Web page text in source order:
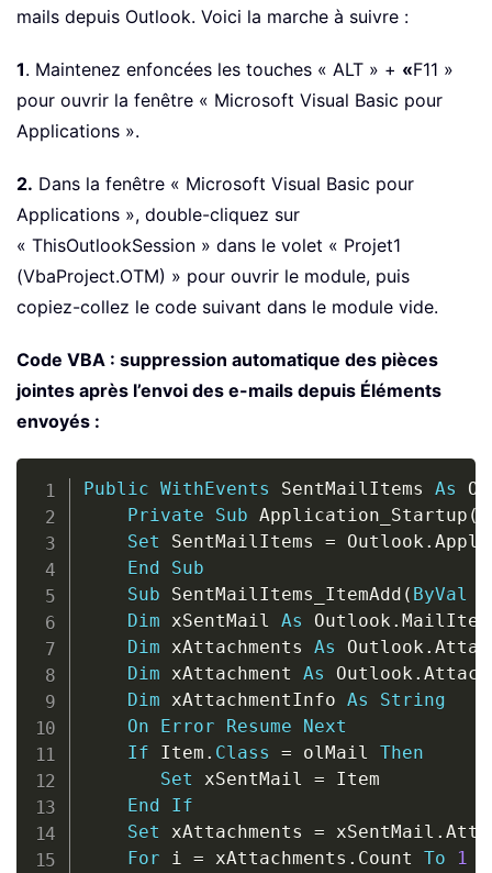
mails depuis Outlook. Voici la marche à suivre :
1. Maintenez enfoncées les touches « ALT » + «F11 »
pour ouvrir la fenêtre « Microsoft Visual Basic pour
Applications ».
2. Dans la fenêtre « Microsoft Visual Basic pour
Applications », double-cliquez sur
« ThisOutlookSession » dans le volet « Projet1
(VbaProject.OTM) » pour ouvrir le module, puis
copiez-collez le code suivant dans le module vide.
Code VBA : suppression automatique des pièces
jointes après l’envoi des e-mails depuis Éléments
envoyés :
Public WithEvents SentMailItems As
Private
Sub Application_Startup (
Set SentMailItems = Outlook .
End
Sub
Sub SentMailItems_ItemAdd ( ByVal
Dim xSentMail As Outlook . MailItem
Dim xAttachments As Outlook .
Dim xAttachment As Outlook .
Dim xAttachmentInfo As
String
On
Error Resume
Next
If Item . Class = olMail Then
Set xSentMail = Item
End
If
Set xAttachments = xSentMail .
For i = xAttachments . Count To 1